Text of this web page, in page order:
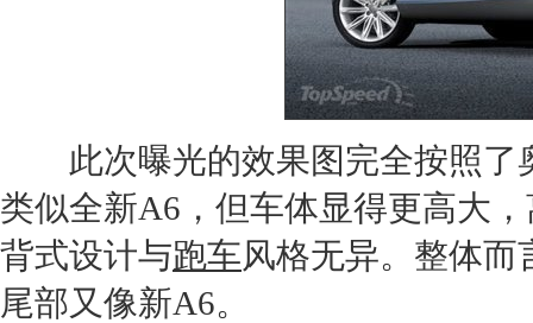
此次曝光的效果图完全按照了
类似全新A6，但车体显得更高大
背式设计与跑车风格无异。整体
尾部又像新A6。